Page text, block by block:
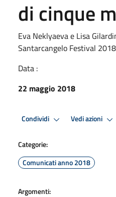
di cinque
Eva Neklyaeva e Lisa
Santarcangelo Festival 2018
Data :
22 maggio 2018
Condividi Vedi azioni
Categorie:
Comunicati anno 2018
Argomenti: